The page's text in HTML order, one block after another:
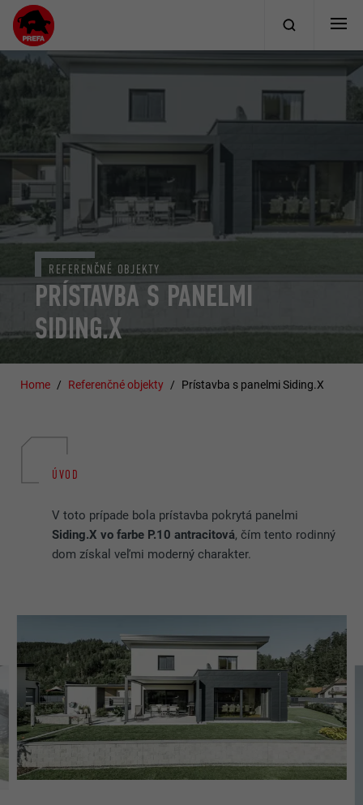
PRÍSTAVBA S PANELMI
SIDING.X
REFERENČNÉ OBJEKTY
Home Referenčné objekty Prístavba s panelmi Siding.X
ÚVOD
V toto prípade bola prístavba pokrytá panelmi
Siding.X vo farbe P.10 antracitová, čím tento rodinný
dom získal veľmi moderný charakter.